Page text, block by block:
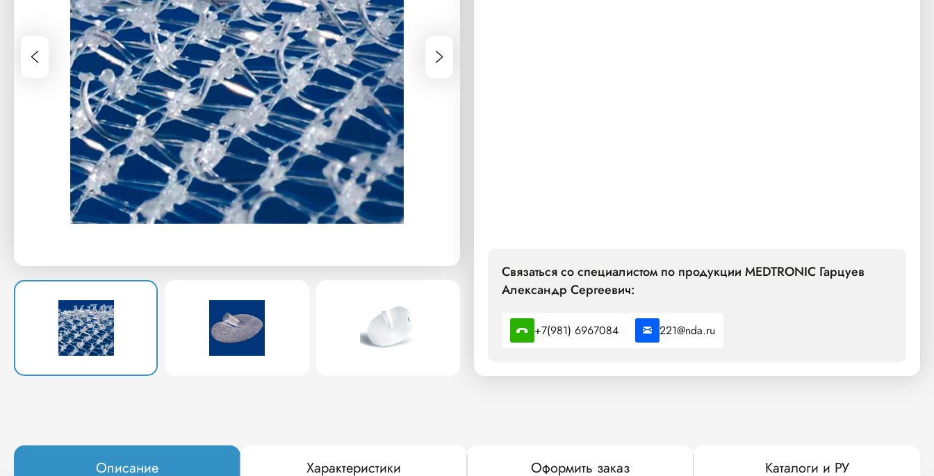
Связаться со специалистом по продукции MEDTRONIC Гарцуев
Александр Сергеевич:
+7(981) 6967084 221@nda.ru
Описание Характеристики Оформить заказ Каталоги и РУ